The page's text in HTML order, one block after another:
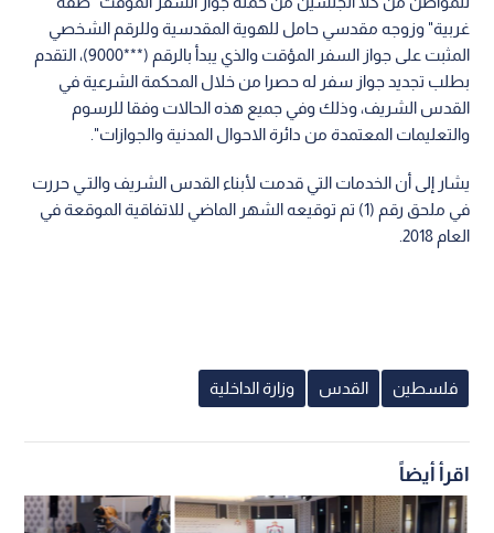
غربية" وزوجه مقدسي حامل للهوية المقدسية وللرقم الشخصي
المثبت على جواز السفر المؤقت والذي يبدأ بالرقم (***9000)، التقدم
بطلب تجديد جواز سفر له حصرا من خلال المحكمة الشرعية في
القدس الشريف، وذلك وفي جميع هذه الحالات وفقا للرسوم
والتعليمات المعتمدة من دائرة الاحوال المدنية والجوازات".
يشار إلى أن الخدمات التي قدمت لأبناء القدس الشريف والتـي حررت
في ملحق رقم (1) تم توقيعه الشهر الماضي للاتفاقية الموقعة في
العام 2018.
فلسطين القدس وزارة الداخلية
اقرأ أيضاً